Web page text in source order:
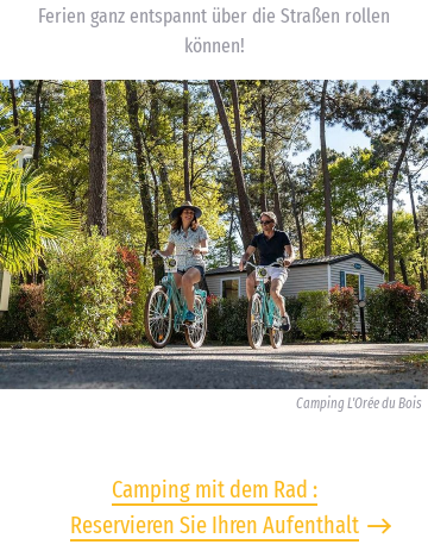
Ferien ganz entspannt über die Straßen rollen
können!
Camping L'Orée du Bois
Camping mit dem Rad :
Reservieren Sie Ihren Aufenthalt